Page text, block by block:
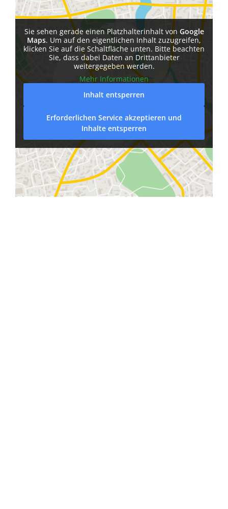
Sie sehen gerade einen Platzhalterinhalt von Google
Maps. Um auf den eigentlichen Inhalt zuzugreifen,
klicken Sie auf die Schaltfläche unten. Bitte beachten
Sie, dass dabei Daten an Drittanbieter
weitergegeben werden.
Mehr Informationen
Inhalt entsperren
Erforderlichen Service akzeptieren und
Inhalte entsperren